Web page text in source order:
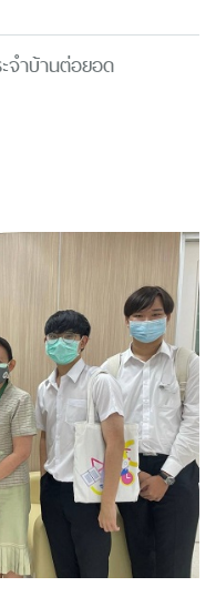
จำบ้านต่อยอด